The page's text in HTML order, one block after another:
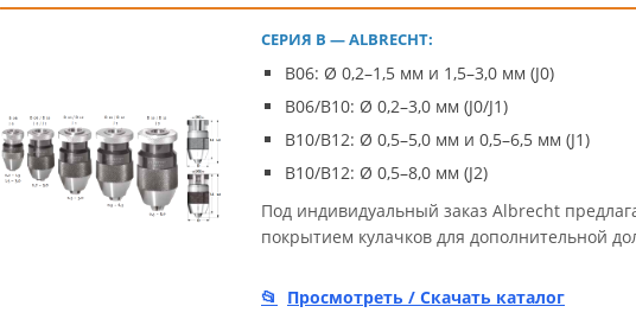
СЕРИЯ B — ALBRECHT:
B06: Ø 0,2–1,5 мм и 1,5–3,0 мм (J0)
B06/B10: Ø 0,2–3,0 мм (J0/J1)
B10/B12: Ø 0,5–5,0 мм и 0,5–6,5 мм (J1)
B10/B12: Ø 0,5–8,0 мм (J2)
Под индивидуальный заказ Albrecht
покрытием кулачков для дополнительной
Просмотреть / Скачать каталог